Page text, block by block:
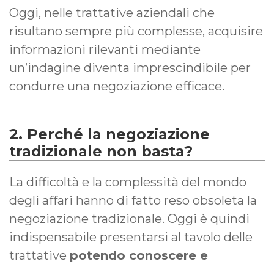
Oggi, nelle trattative aziendali che
risultano sempre più complesse, acquisire
informazioni rilevanti mediante
un’indagine diventa imprescindibile per
condurre una negoziazione efficace.
2. Perché la negoziazione
tradizionale non basta?
La difficoltà e la complessità del mondo
degli affari hanno di fatto reso obsoleta la
negoziazione tradizionale. Oggi è quindi
indispensabile presentarsi al tavolo delle
trattative potendo conoscere e